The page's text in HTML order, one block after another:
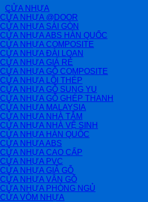
CỬA NHỰA
CỬA NHỰA @DOOR
CỬA NHỰA SÀI GÒN
CỬA NHỰA ABS HÀN QUỐC
CỬA NHỰA COMPOSITE
CỬA NHỰA ĐÀI LOAN
CỬA NHỰA GIÁ RẺ
CỬA NHỰA GỖ COMPOSITE
CỬA NHỰA LÕI THÉP
CỬA NHỰA GỖ SUNG YU
CỬA NHỰA GỖ GHÉP THANH
CỬA NHỰA MALAYSIA
CỬA NHỰA NHÀ TẮM
CỬA NHỰA NHÀ VỆ SINH
CỬA NHỰA HÀN QUỐC
CỬA NHỰA ABS
CỬA NHỰA CAO CẤP
CỬA NHỰA PVC
CỬA NHỰA GIẢ GỖ
CỬA NHỰA VÂN GỖ
CỬA NHỰA PHÒNG NGỦ
CỬA VÒM NHỰA